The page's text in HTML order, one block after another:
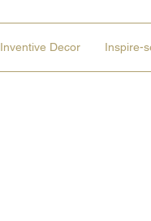
Inventive Decor Inspire-